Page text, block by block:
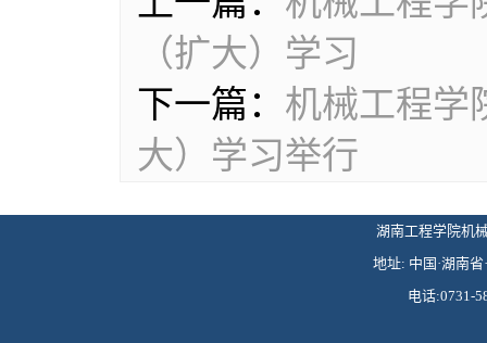
（扩大）学习
下一篇： 机械工程学
大）学习举行
湖南工程学院机
地址: 中国·湖南
电话:0731-